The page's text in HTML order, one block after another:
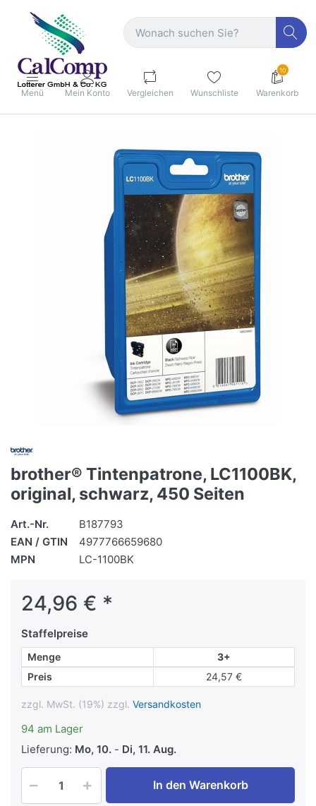
Menü Mein Konto Vergleichen Wunschliste
10
Warenkorb
brother® Tintenpatrone, LC1100BK,
original, schwarz, 450 Seiten
Art.-Nr.
B187793
EAN / GTIN
4977766659680
MPN
LC-1100BK
24,96 € *
Staffelpreise
Menge
3+
Preis
24,57 €
zzgl. MwSt. (19%) zzgl. Versandkosten
94 am Lager
Lieferung: Mo, 10. - Di, 11. Aug.
In den Warenkorb